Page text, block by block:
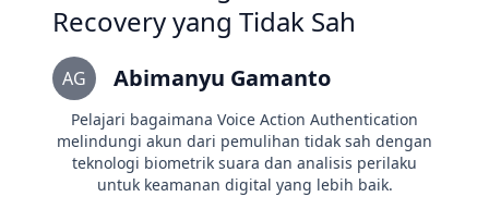
Recovery yang Tidak Sah
AG Abimanyu Gamanto
Pelajari bagaimana Voice Action Authentication
melindungi akun dari pemulihan tidak sah dengan
teknologi biometrik suara dan analisis perilaku
untuk keamanan digital yang lebih baik.